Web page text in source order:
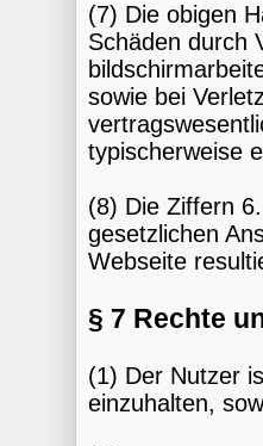
(7) Die obigen
Schäden durch
sowie bei
typischerweise
(8) Die Ziffern
gesetzlichen
Webseite
§ 7 Rechte
(1) Der Nutzer
einzuhalten,